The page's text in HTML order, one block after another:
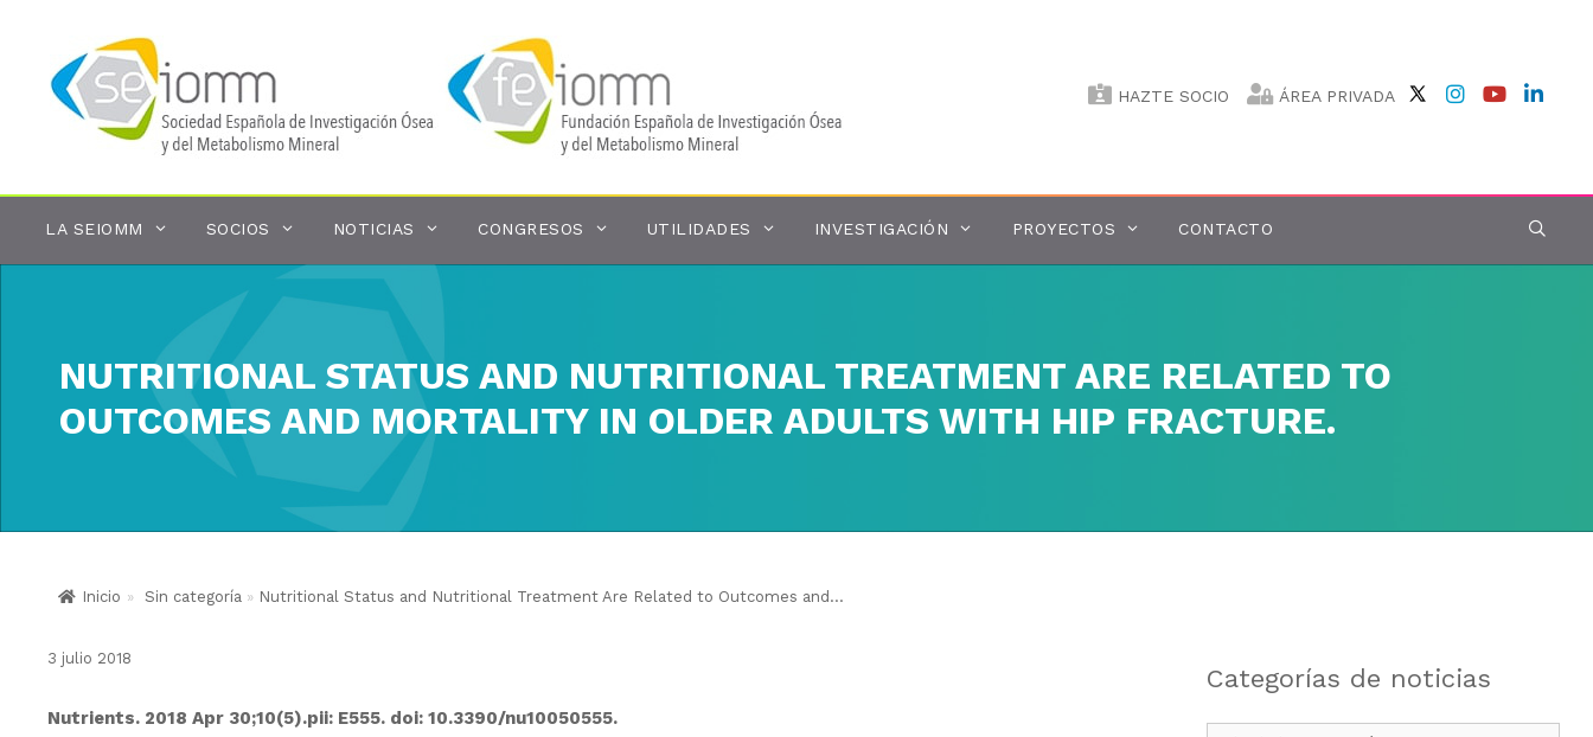
contenido
HAZTE SOCIO ÁREA PRIVADA
LA SEIOMM SOCIOS NOTICIAS CONGRESOS UTILIDADES INVESTIGACIÓN PROYECTOS CONTACTO
NUTRITIONAL STATUS AND NUTRITIONAL TREATMENT ARE RELATED TO
OUTCOMES AND MORTALITY IN OLDER ADULTS WITH HIP FRACTURE.
Inicio » Sin categoría » Nutritional Status and Nutritional Treatment Are Related to Outcomes and...
3 julio 2018
Nutrients. 2018 Apr 30;10(5).pii: E555. doi: 10.3390/nu10050555.
Categorías de noticias